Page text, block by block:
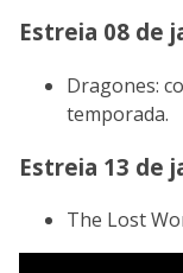
Estreia 08 de
Dragones:
temporada.
Estreia 13 de
The Lost